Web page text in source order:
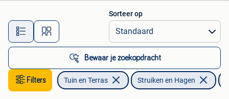
Alle afstanden…
Sorteer op
Bewaar je zoekopdracht
Filters Tuin en Terras Struiken en Hagen